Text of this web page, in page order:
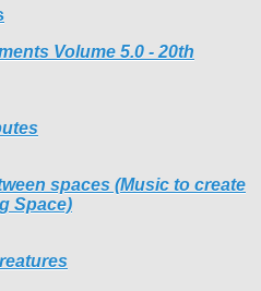
Volume 5​.​0 - 20th
spaces (Music to create
Space)